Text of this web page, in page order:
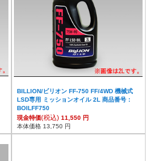
BILLION/ビリオン FF-750 FF/4WD 機械式
LSD専用 ミッションオイル 2L 商品番号：
BOILFF750
現金特価(税込) 11,550 円
本体価格 13,750 円